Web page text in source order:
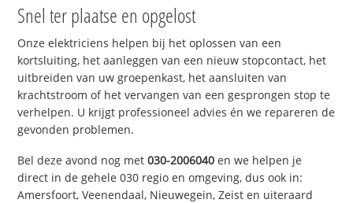
Snel ter plaatse en opgelost
Onze elektriciens helpen bij het oplossen van een
kortsluiting, het aanleggen van een nieuw stopcontact, het
uitbreiden van uw groepenkast, het aansluiten van
krachtstroom of het vervangen van een gesprongen stop te
verhelpen. U krijgt professioneel advies én we repareren de
gevonden problemen.
Bel deze avond nog met030-2006040 en we helpen je
direct in de gehele 030 regio en omgeving, dus ook in:
Amersfoort, Veenendaal, Nieuwegein, Zeist en uiteraard